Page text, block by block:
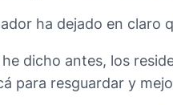
ha dejado en claro
he dicho antes, los
para resguardar y